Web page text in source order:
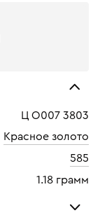
Ц О007 3803
Красное золото
585
1.18 грамм